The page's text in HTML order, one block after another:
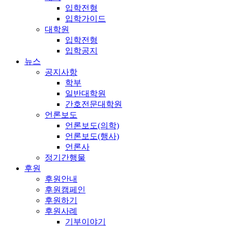
입학전형
입학가이드
대학원
입학전형
입학공지
뉴스
공지사항
학부
일반대학원
간호전문대학원
언론보도
언론보도(의학)
언론보도(행사)
언론사
정기간행물
후원
후원안내
후원캠페인
후원하기
후원사례
기부이야기